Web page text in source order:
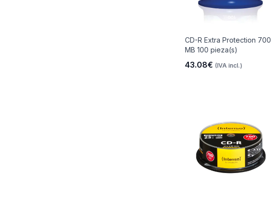
CD-R Extra Protection 700
MB 100 pieza(s)
43.08€ (IVA incl.)